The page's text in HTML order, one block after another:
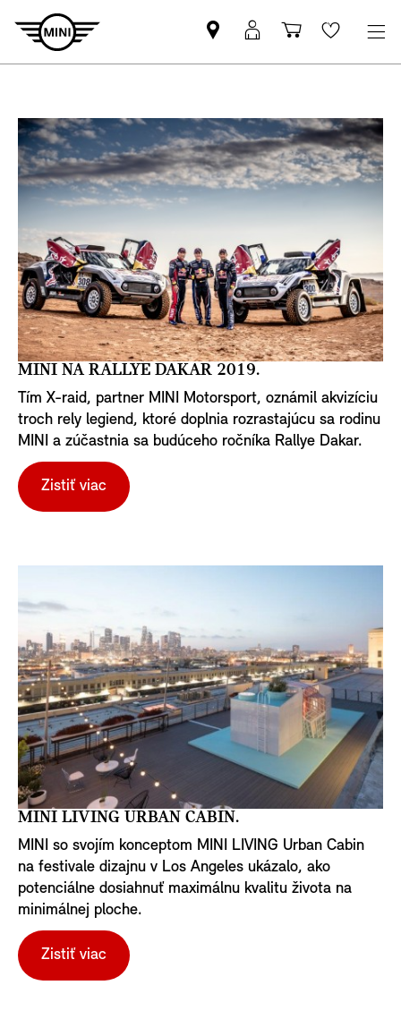
Nájsť
MINI
MyMINI
prihlásenie
Nákupný
košík
Wishlist
MINI NA RALLYE DAKAR 2019.
Tím X-raid, partner MINI Motorsport, oznámil akvizíciu
troch rely legiend, ktoré doplnia rozrastajúcu sa rodinu
MINI a zúčastnia sa budúceho ročníka Rallye Dakar.
Zistiť viac
MINI LIVING URBAN CABIN.
MINI so svojím konceptom MINI LIVING Urban Cabin
na festivale dizajnu v Los Angeles ukázalo, ako
potenciálne dosiahnuť maximálnu kvalitu života na
minimálnej ploche.
Zistiť viac